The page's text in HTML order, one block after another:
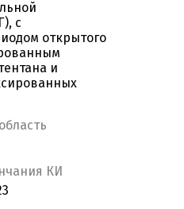
с
открытого
и
КИ